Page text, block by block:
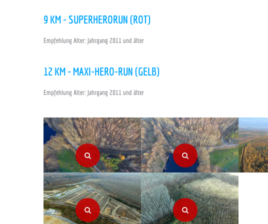
9 KM - SUPERHERORUN (ROT)
Empfehlung Alter: Jahrgang 2011 und älter
12 KM - MAXI-HERO-RUN (GELB)
Empfehlung Alter: Jahrgang 2011 und älter